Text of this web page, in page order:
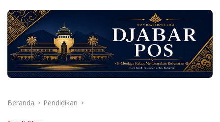
Beranda Pendidikan